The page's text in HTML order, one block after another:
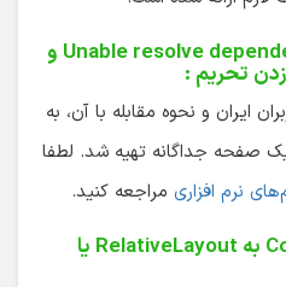
– ارورهایی مانند Unable resolve dependency for و
ایران و نحوه مقابله با آن، به
صفحه جداگانه تهیه شد. لطفا
نرم افزاری مراجعه کنید.
– تبدیل ConstraintLayout به RelativeLayout یا